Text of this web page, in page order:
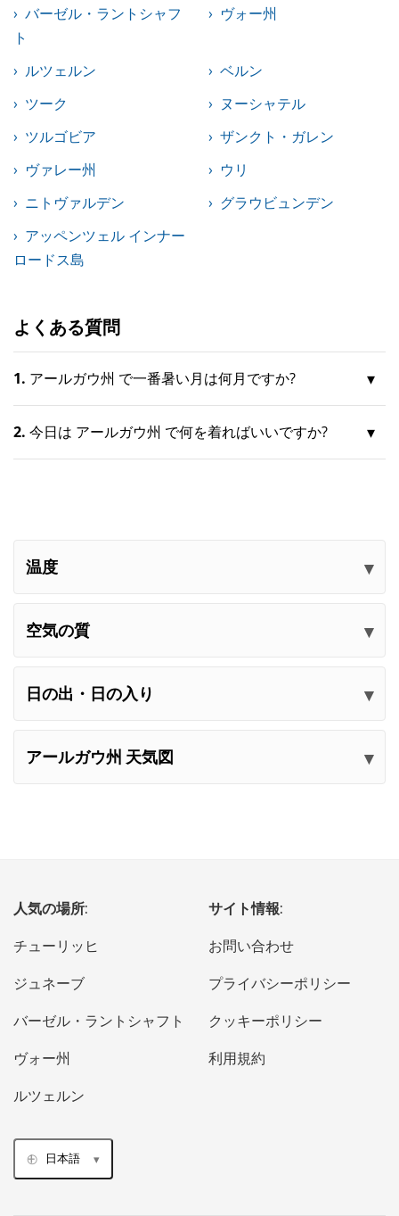
バーゼル・ラントシャフ
ト
ヴォー州
ルツェルン
ベルン
ツーク
ヌーシャテル
ツルゴビア
ザンクト・ガレン
ヴァレー州
ウリ
ニトヴァルデン
グラウビュンデン
アッペンツェル インナー
ロードス島
よくある質問
1. アールガウ州 で一番暑い月は何月ですか?
2. 今日は アールガウ州 で何を着ればいいですか?
温度
空気の質
日の出・日の入り
アールガウ州 天気図
人気の場所:
チューリッヒ
ジュネーブ
バーゼル・ラントシャフト
ヴォー州
ルツェルン
サイト情報:
お問い合わせ
プライバシーポリシー
クッキーポリシー
利用規約
日本語